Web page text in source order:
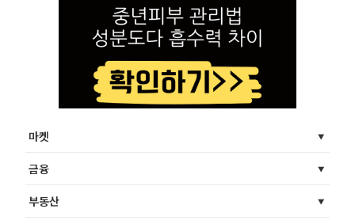
마켓
금융
부동산